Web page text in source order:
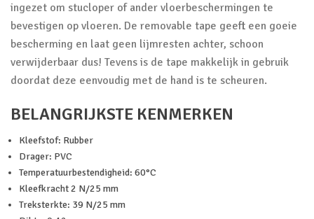
ingezet om stucloper of ander vloerbeschermingen te
bevestigen op vloeren. De removable tape geeft een goeie
bescherming en laat geen lijmresten achter, schoon
verwijderbaar dus! Tevens is de tape makkelijk in gebruik
doordat deze eenvoudig met de hand is te scheuren.
BELANGRIJKSTE KENMERKEN
Kleefstof: Rubber
Drager: PVC
Temperatuurbestendigheid: 60°C
Kleefkracht 2 N/25 mm
Treksterkte: 39 N/25 mm